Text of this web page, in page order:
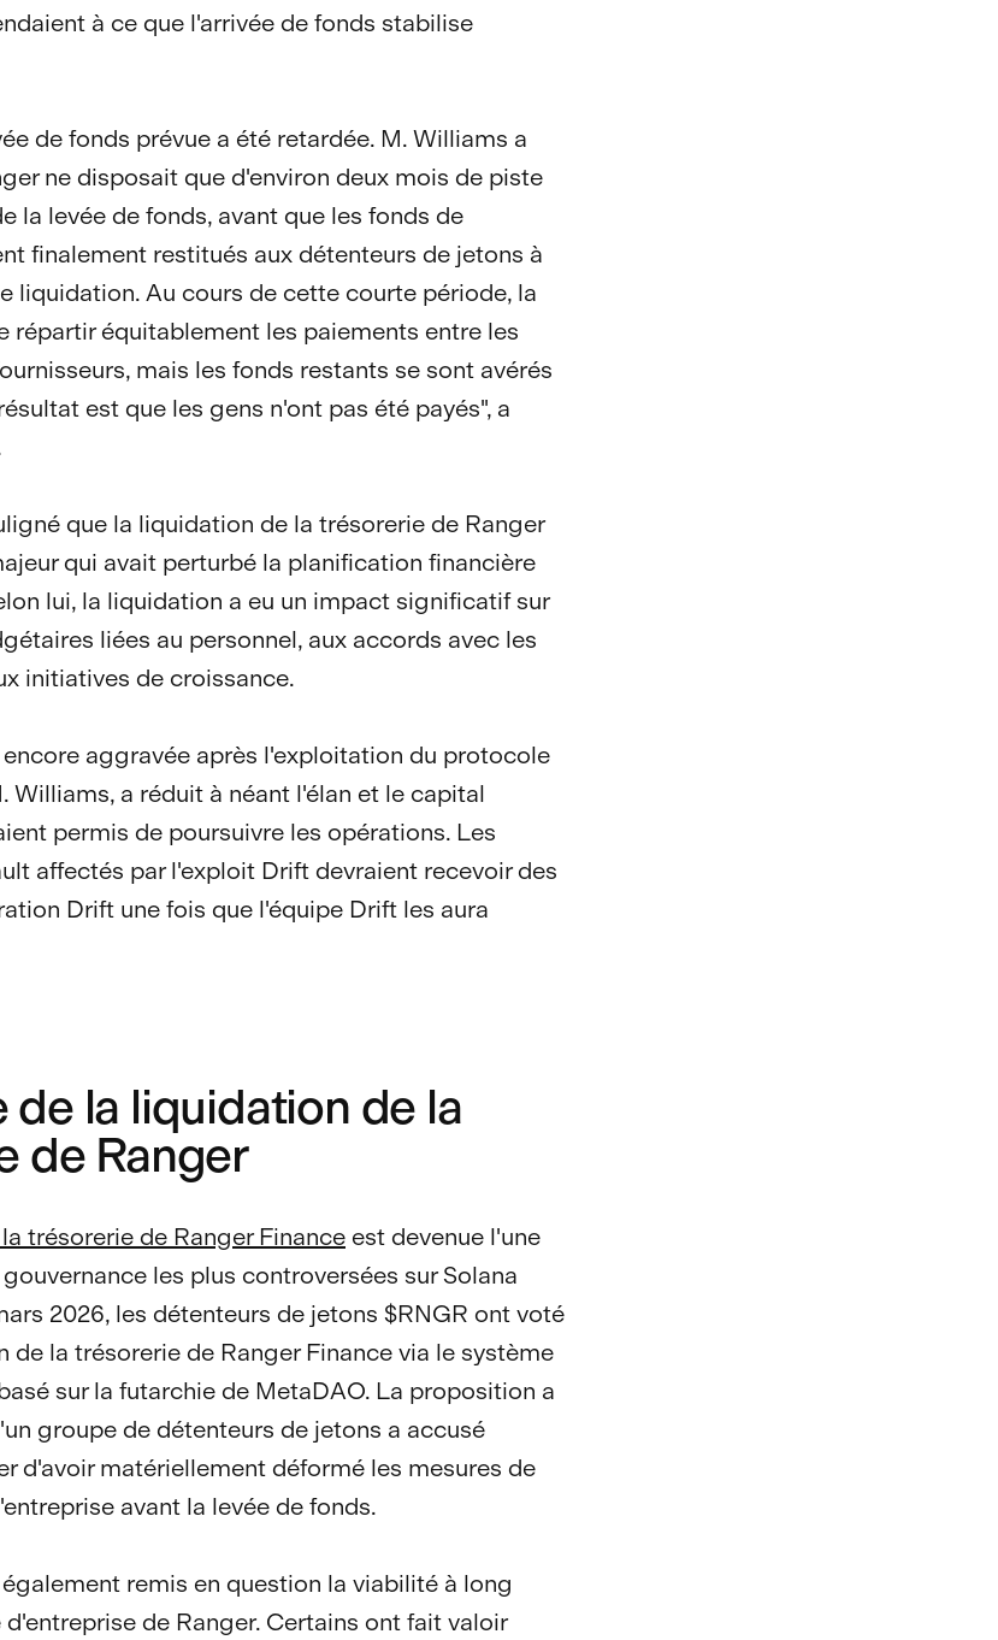
à ce que l'arrivée de fonds stabilise
de fonds prévue a été retardée. M. Williams a
ne disposait que d'environ deux mois de piste
la levée de fonds, avant que les fonds de
finalement restitués aux détenteurs de jetons à
liquidation. Au cours de cette courte période, la
répartir équitablement les paiements entre les
mais les fonds restants se sont avérés
est que les gens n'ont pas été payés", a
que la liquidation de la trésorerie de Ranger
qui avait perturbé la planification financière
lui, la liquidation a eu un impact significatif sur
liées au personnel, aux accords avec les
initiatives de croissance.
aggravée après l'exploitation du protocole
Williams, a réduit à néant l'élan et le capital
permis de poursuivre les opérations. Les
affectés par l'exploit Drift devraient recevoir des
Drift une fois que l'équipe Drift les aura
de la liquidation de la
de Ranger
trésorerie de Ranger Finance est devenue l'une
les plus controversées sur Solana
2026, les détenteurs de jetons $RNGR ont voté
de la trésorerie de Ranger Finance via le système
sur la futarchie de MetaDAO. La proposition a
groupe de détenteurs de jetons a accusé
d'avoir matériellement déformé les mesures de
avant la levée de fonds.
remis en question la viabilité à long
de Ranger. Certains ont fait valoir